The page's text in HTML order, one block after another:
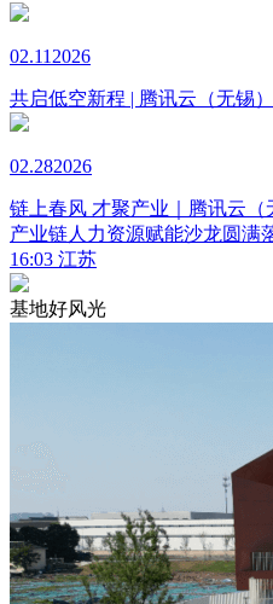
02.11 2026
共启低空新程 | 腾讯云（无锡
02.282026
链上春风 才聚产业｜腾讯云
产业链人力资源赋能沙龙圆满
16:03 江苏
基地好风光